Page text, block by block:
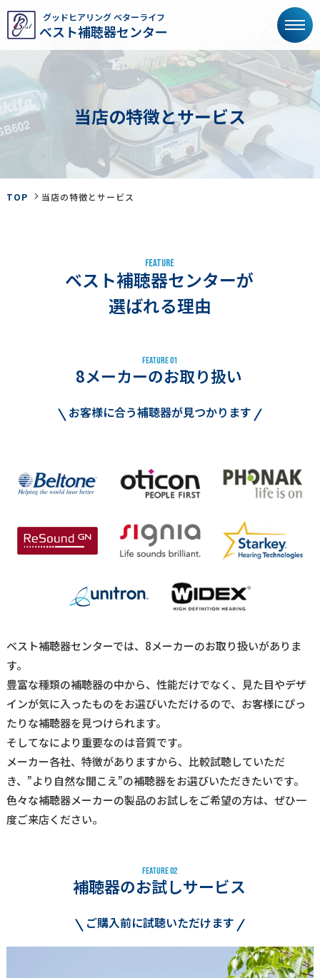
グッドヒアリング ベターライフ
べスト補聴器センター
当店の特徴とサービス
TOP 当店の特徴とサービス
FEATURE
ベスト補聴器センターが
選ばれる理由
FEATURE01
8メーカーのお取り扱い
お客様に合う補聴器が見つかります
ベスト補聴器センターでは、8メーカーのお取り扱いがありま
す。
豊富な種類の補聴器の中から、性能だけでなく、見た目やデザ
インが気に入ったものをお選びいただけるので、お客様にぴっ
たりな補聴器を見つけられます。
そしてなにより重要なのは音質です。
メーカー各社、特徴がありますから、比較試聴していただ
き、”より自然な聞こえ”の補聴器をお選びいただきたいです。
色々な補聴器メーカーの製品のお試しをご希望の方は、ぜひ一
度ご来店ください。
FEATURE02
補聴器のお試しサービス
ご購入前に試聴いただけます